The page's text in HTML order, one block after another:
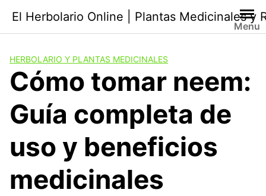
contenido
El Herbolario Online | Plantas Medicinales y
Menu
HERBOLARIO Y PLANTAS MEDICINALES
Cómo tomar neem:
Guía completa de
uso y beneficios
medicinales